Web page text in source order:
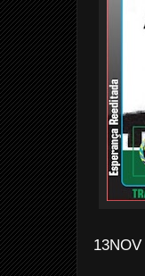
13NOV